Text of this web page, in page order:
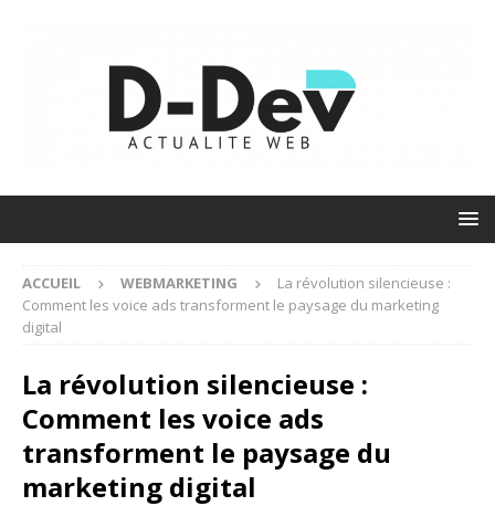
ACCUEIL WEBMARKETING
La révolution silencieuse :
Comment les voice ads transforment le paysage du marketing
digital
La révolution silencieuse :
Comment les voice ads
transforment le paysage du
marketing digital